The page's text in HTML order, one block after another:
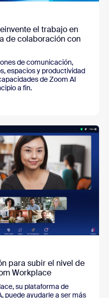
el trabajo en
de colaboración con
de comunicación,
espacios y productividad
de Zoom AI
a fin.
para subir el nivel de
Workplace
su plataforma de
puede ayudarle a ser más